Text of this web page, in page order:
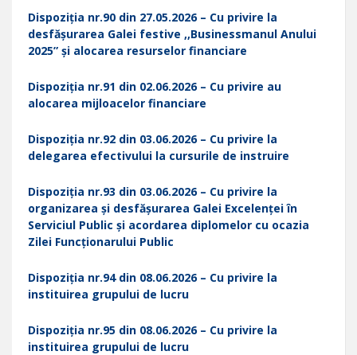
Dispoziția nr.90 din 27.05.2026 – Cu privire la
desfășurarea Galei festive ,,Businessmanul Anului
2025” și alocarea resurselor financiare
Dispoziția nr.91 din 02.06.2026 – Cu privire au
alocarea mijloacelor financiare
Dispoziția nr.92 din 03.06.2026 – Cu privire la
delegarea efectivului la cursurile de instruire
Dispoziția nr.93 din 03.06.2026 – Cu privire la
organizarea și desfășurarea Galei Excelenței în
Serviciul Public și acordarea diplomelor cu ocazia
Zilei Funcționarului Public
Dispoziția nr.94 din 08.06.2026 – Cu privire la
instituirea grupului de lucru
Dispoziția nr.95 din 08.06.2026 – Cu privire la
instituirea grupului de lucru